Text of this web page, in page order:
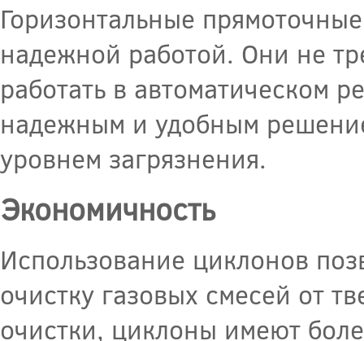
Горизонтальные
надежной работой. Они не
работать в автоматическом
надежным и удобным
уровнем загрязнения.
Экономичность
Использование циклонов
очистку газовых смесей от
очистки, циклоны имеют